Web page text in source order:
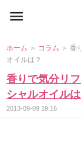
ホーム ＞ コラム ＞ 香
オイルは？
香りで気分リ
シャルオイルは
2013-09-09 19:16